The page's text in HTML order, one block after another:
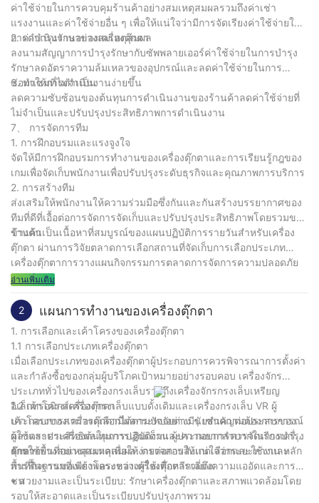
ค่าใช้จ่ายในการควบคุมร้านค้าอย่างสมเหตุสมผลรวมถึงค่าเช่า
แรงงานและค่าใช้จ่ายอื่น ๆ เพื่อให้แน่ใจว่ามีการจัดเรียงค่าใช้จ่ายใน
การดำเนินงานอย่างสมเหตุสมผล
2. ค่าบำรุงรักษาของเครื่องตุ๊กตา
ลงนามสัญญาการบำรุงรักษากับซัพพลายเออร์ค่าใช้จ่ายในการบำรุง
รักษาลดอัตราความล้มเหลวของอุปกรณ์และลดค่าใช้จ่ายในการ
ซ่อมแซมที่ไม่จำเป็น
3. ทำให้การดำเนินงานง่ายขึ้น
ลดความซับซ้อนของต้นทุนการดำเนินงานของร้านค้าลดค่าใช้จ่ายที่
ไม่จำเป็นและปรับปรุงประสิทธิภาพการดำเนินงาน
7、 การจัดการทีม
1. การฝึกอบรมและแรงจูงใจ
จัดให้มีการฝึกอบรมการทำงานของเครื่องตุ๊กตาและการเรียนรู้กฎของ
เกมเพื่อจัดเก็บพนักงานเพื่อปรับปรุงระดับธุรกิจและคุณภาพการบริการ
2. การสร้างทีม
ส่งเสริมให้พนักงานให้ความร่วมมือซึ่งกันและกันสร้างบรรยากาศของ
ทีมที่ดีที่เอื้อต่อการจัดการจัดเก็บและปรับปรุงประสิทธิภาพโดยรวมของ
ร้านค้า
ข้างต้นเป็นเนื้อหาที่สมบูรณ์ของแผนปฏิบัติการรายวันสำหรับเครื่อง
ตุ๊กตา ผ่านการวิจัยตลาดการเลือกสถานที่จัดเก็บการเลือกประเภท
เครื่องตุ๊กตาการวางแผนกิจกรรมการตลาดการจัดการความปลอดภัย
ความคิดเห็นและการปรับปรุงลูกค้าการควบคุมต้นทุนการจัดการทีม
การดำเนินงานและบรรลุการทำงานที่มั่นคงในระยะยาว หวังว่ามันจะ
เป็นประโยชน์กับคุณ
อ่านเพิ่มเติม
2 แผนการทำงานของเครื่องตุ๊กตา
1. การเลือกและเค้าโครงของเครื่องตุ๊กตา
1.1 การเลือกประเภทเครื่องตุ๊กตา
เมื่อเลือกประเภทของเครื่องตุ๊กตาผู้ประกอบการควรพิจารณาการตั้งค่า
และกำลังซื้อของกลุ่มผู้บริโภคเป้าหมายอย่างรอบคอบ เครื่องจักร
ประเภททั่วไปของเครื่องกรงเล็บรวมถึงเครื่องจักรกรงเล็บเหรียญ
อิเล็กทรอนิกส์เครื่องกรงเล็บแบบดั้งเดิมและเครื่องกรงเล็บ VR ผู้
ประกอบการสามารถเลือกได้ตามปัจจัยต่าง ๆ เช่นความต้องการของ
ตลาดราคาเครื่องต้นทุนการเติมเต็มและความยากลำบากในการบำรุง
รักษา
1.2 เค้าโครงเครื่องตุ๊กตา
เค้าโครงของเครื่องตุ๊กตามีผลกระทบอย่างมีนัยสำคัญต่อประสบการณ์
ผู้ใช้และประสิทธิผลในการปฏิบัติงาน ผู้ประกอบการควรจัดเรียงเครื่อง
ตุ๊กตาอย่างสมเหตุสมผลเพื่อให้ง่ายต่อการสังเกตเลือกและใช้งาน หลัก
การพื้นฐานของเค้าโครงของเครื่องตุ๊กตารวมถึง:
การใช้พื้นที่อย่างสมเหตุสมผล: ตรวจสอบให้แน่ใจว่าระยะห่างและ
พื้นที่กิจกรรมที่เพียงพอระหว่างผู้ใช้เพื่อหลีกเลี่ยงความแออัดและการ
ชน
• สวยงามและเป็นระเบียบ: รักษาเครื่องตุ๊กตาและสภาพแวดล้อมโดย
รอบให้สะอาดและเป็นระเบียบปรับปรุงภาพรวม